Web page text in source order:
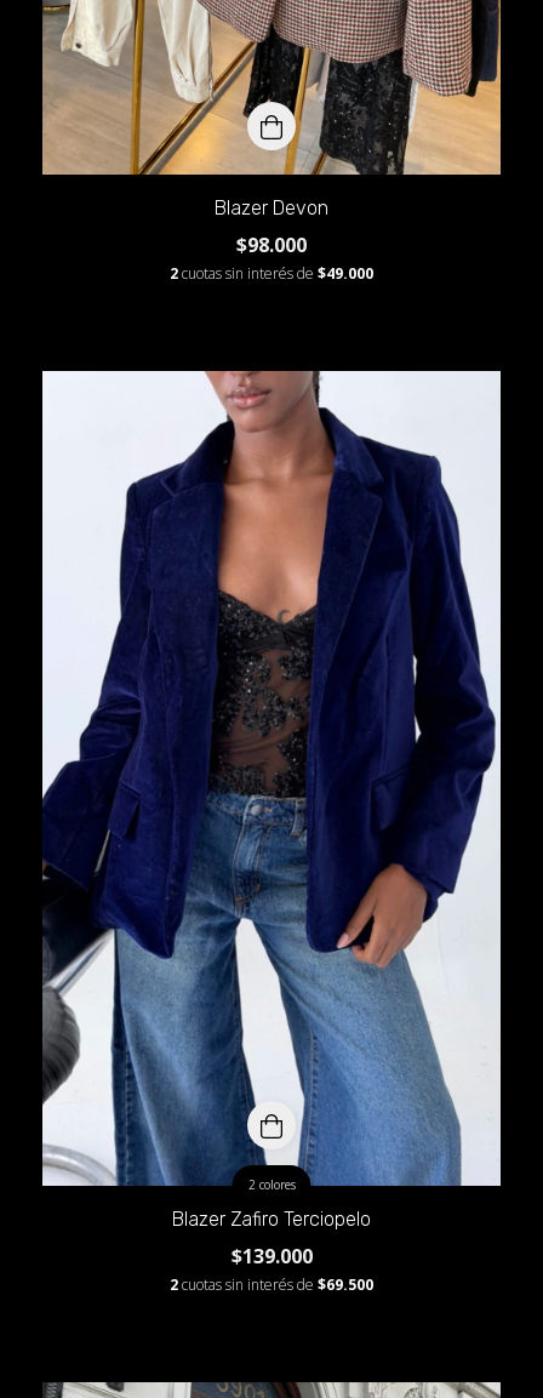
Blazer Devon
$98.000
2cuotas sin interés de $49.000
2 colores
Blazer Zafiro Terciopelo
$139.000
2cuotas sin interés de $69.500